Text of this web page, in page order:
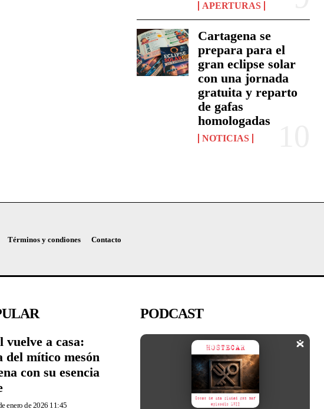
APERTURAS
Cartagena se
prepara para el
gran eclipse solar
con una jornada
gratuita y reparto
de gafas
homologadas
NOTICIAS
Términos y condiones Contacto
vuelve a casa:
del mítico mesón
con su esencia
enero de 2026 11:45
PODCAST